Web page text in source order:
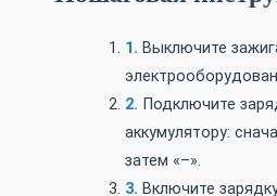
Выключите
Подключите
аккумулятору:
затем «–».
Включите